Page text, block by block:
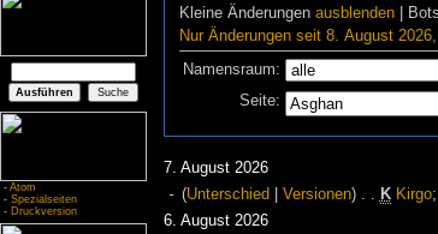
- Atom
- Spezialseiten
- Druckversion
Kleine Änderungenausblenden |
Nur Änderungen seit 8. August
Namensraum:
Seite:
7. August 2026
(Unterschied Versionen) K Kirgo‎;
6. August 2026